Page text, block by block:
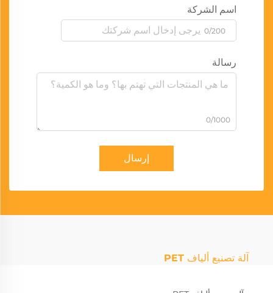
اسم الشركة
0/200
رسالة
0/1000
إرسال
آلة تصنيع ألياف PET